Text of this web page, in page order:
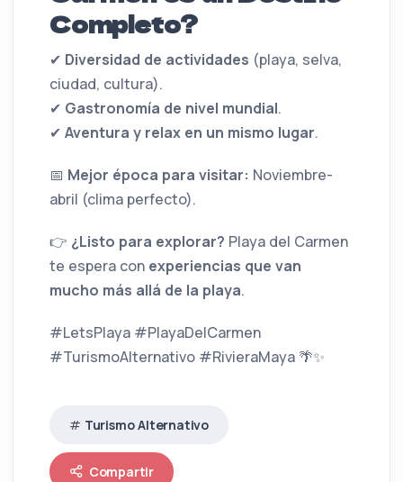
Completo?
✔ Diversidad de actividades (playa, selva,
ciudad, cultura).
✔ Gastronomía de nivel mundial.
✔ Aventura y relax en un mismo lugar.
📅 Mejor época para visitar: Noviembre-
abril (clima perfecto).
👉 ¿Listo para explorar? Playa del Carmen
te espera con experiencias que van
mucho más allá de la playa.
#LetsPlaya #PlayaDelCarmen
#TurismoAlternativo #RivieraMaya 🌴✨
Turismo Alternativo
Compartir